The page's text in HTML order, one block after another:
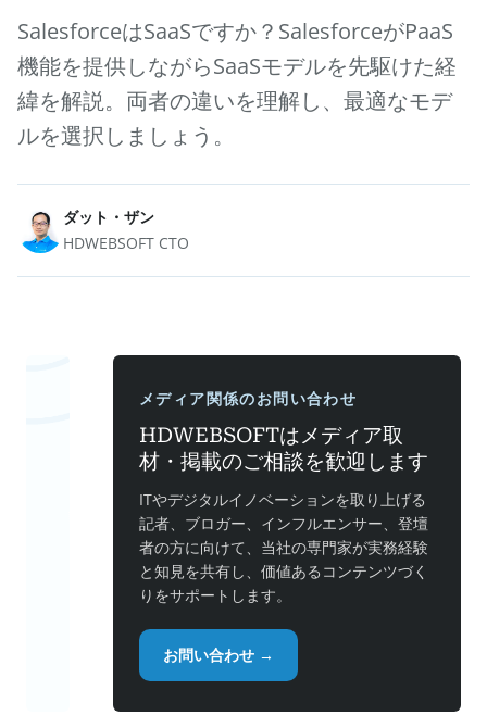
SalesforceはSaaSですか？SalesforceがPaaS
機能を提供しながらSaaSモデルを先駆けた経
緯を解説。両者の違いを理解し、最適なモデ
ルを選択しましょう。
ダット・ザン
HDWEBSOFT CTO
メディア関係のお問い合わせ
HDWEBSOFTはメディア取
材・掲載のご相談を歓迎します
ITやデジタルイノベーションを取り上げる
記者、ブロガー、インフルエンサー、登壇
者の方に向けて、当社の専門家が実務経験
と知見を共有し、価値あるコンテンツづく
りをサポートします。
お問い合わせ →